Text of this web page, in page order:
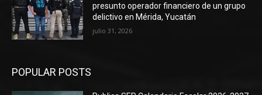
presunto operador financiero de un grupo
delictivo en Mérida, Yucatán
julio 31, 2026
POPULAR POSTS